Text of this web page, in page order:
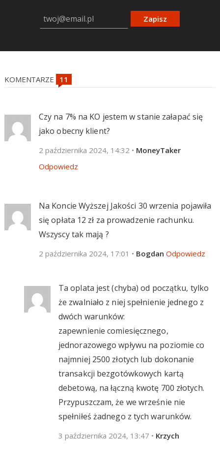
Zapisz
KOMENTARZE
Czy na 7% na KO jestem w stanie załapać się
jako obecny klient?
2 października 2024, 14:32 • MoneyTaker
Odpowiedz
Na Koncie Wyższej Jakości 30 wrzenia pojawiła
się opłata 12 zł za prowadzenie rachunku.
Wszyscy tak mają ?
2 października 2024, 17:01 • Bogdan Odpowiedz
Ta oplata jest (chyba) od początku, tylko
że zwalniało z niej spełnienie jednego z
dwóch warunków:
zapewnienie comiesięcznego,
jednorazowego wpływu na poziomie co
najmniej 2500 złotych lub dokonanie
transakcji bezgotówkowych kartą
debetową, na łączną kwotę 700 złotych.
Przypuszczam, że we wrześnie nie
spełniłeś żadnego z tych warunków.
3 października 2024, 13:47 • Krzych